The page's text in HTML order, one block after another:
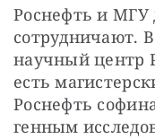
Роснефть и МГУ
сотрудничают.
научный центр
есть
Роснефть
генным